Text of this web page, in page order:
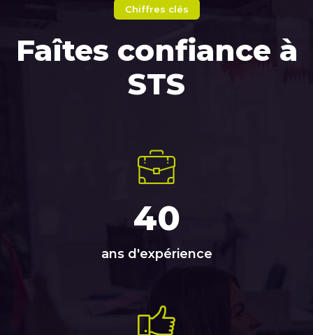
Chiffres clés
Faîtes confiance à
STS
40
ans d'expérience